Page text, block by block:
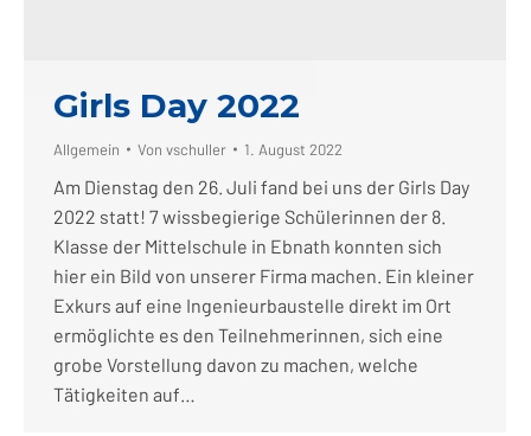
Girls Day 2022
Allgemein Von vschuller 1. August 2022
Am Dienstag den 26. Juli fand bei uns der Girls Day
2022 statt! 7 wissbegierige Schülerinnen der 8.
Klasse der Mittelschule in Ebnath konnten sich
hier ein Bild von unserer Firma machen. Ein kleiner
Exkurs auf eine Ingenieurbaustelle direkt im Ort
ermöglichte es den Teilnehmerinnen, sich eine
grobe Vorstellung davon zu machen, welche
Tätigkeiten auf…